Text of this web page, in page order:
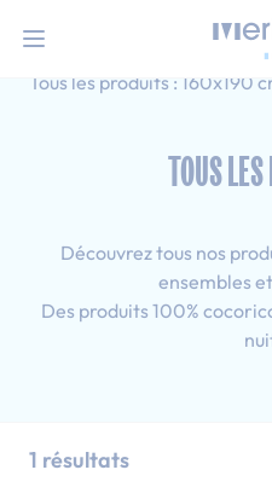
Accueil
Tous les produits : 160x190
TOUS
Découvrez tous nos
ensembles
Des produits 100%
1 résultats